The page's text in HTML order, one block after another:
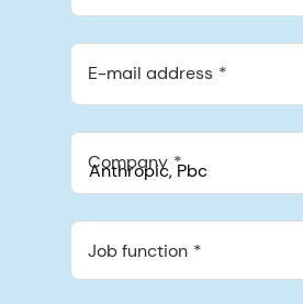
E-mail address
Company
548 Market St Pmb 90375, San
Job function